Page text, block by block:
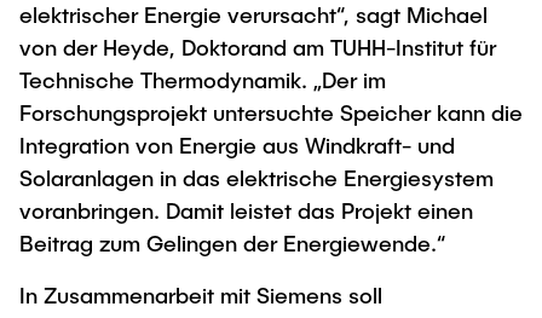
Joint School of Multidisciplinary Studies
Institutes
Overview
elektrischer Energie verursacht“, sagt Michael
von der Heyde, Doktorand am TUHH-Institut für
Technische Thermodynamik. „Der im
Forschungsprojekt untersuchte Speicher kann die
Integration von Energie aus Windkraft- und
Solaranlagen in das elektrische Energiesystem
voranbringen. Damit leistet das Projekt einen
Beitrag zum Gelingen der Energiewende.“
In Zusammenarbeit mit Siemens soll